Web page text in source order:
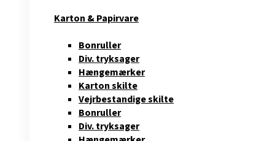
Karton & Papirvare
Bonruller
Div. tryksager
Hængemærker
Karton skilte
Vejrbestandige skilte
Bonruller
Div. tryksager